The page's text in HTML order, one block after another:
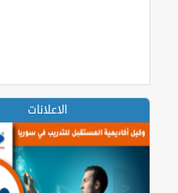
الاعلانات